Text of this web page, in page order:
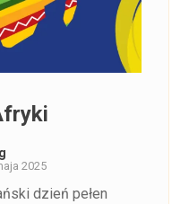
2025
dzień pełen